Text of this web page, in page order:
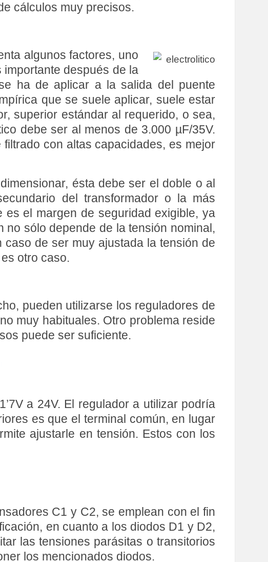
cálculos muy precisos.
algunos factores, uno
después de la
ha de aplicar a la salida del puente
que se suele aplicar, suele estar
superior estándar al requerido, o sea,
debe ser al menos de 3.000 µF/35V.
con altas capacidades, es mejor
ésta debe ser el doble o al
del transformador o la más
el margen de seguridad exigible, ya
sólo depende de la tensión nominal,
de ser muy ajustada la tensión de
otro caso.
pueden utilizarse los reguladores de
muy habituales. Otro problema reside
puede ser suficiente.
a 24V. El regulador a utilizar podría
es que el terminal común, en lugar
ajustarle en tensión. Estos con los
C1 y C2, se emplean con el fin
en cuanto a los diodos D1 y D2,
las tensiones parásitas o transitorios
los mencionados diodos.